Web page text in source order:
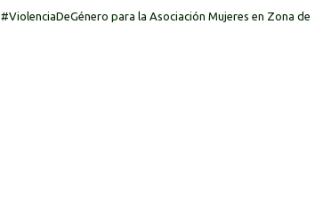
#ViolenciaDeGénero para la Asociación Mujeres en Zona de